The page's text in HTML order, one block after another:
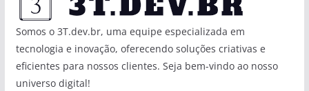
Somos o 3T.dev.br, uma equipe especializada em
tecnologia e inovação, oferecendo soluções criativas e
eficientes para nossos clientes. Seja bem-vindo ao nosso
universo digital!